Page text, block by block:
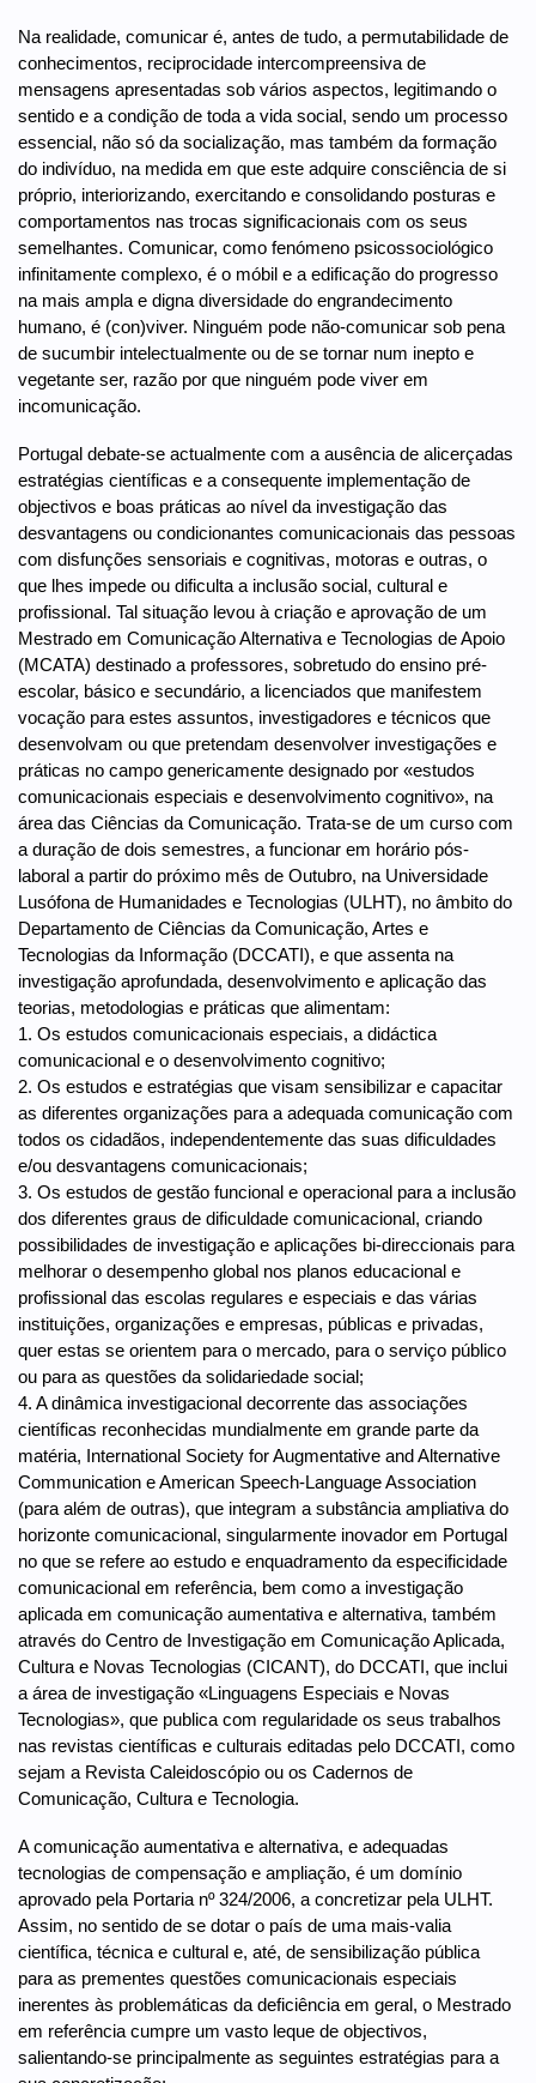
Na realidade, comunicar é, antes de tudo, a permutabilidade de
conhecimentos, reciprocidade intercompreensiva de
mensagens apresentadas sob vários aspectos, legitimando o
sentido e a condição de toda a vida social, sendo um processo
essencial, não só da socialização, mas também da formação
do indivíduo, na medida em que este adquire consciência de si
próprio, interiorizando, exercitando e consolidando posturas e
comportamentos nas trocas significacionais com os seus
semelhantes. Comunicar, como fenómeno psicossociológico
infinitamente complexo, é o móbil e a edificação do progresso
na mais ampla e digna diversidade do engrandecimento
humano, é (con)viver. Ninguém pode não-comunicar sob pena
de sucumbir intelectualmente ou de se tornar num inepto e
vegetante ser, razão por que ninguém pode viver em
incomunicação.
Portugal debate-se actualmente com a ausência de alicerçadas
estratégias científicas e a consequente implementação de
objectivos e boas práticas ao nível da investigação das
desvantagens ou condicionantes comunicacionais das pessoas
com disfunções sensoriais e cognitivas, motoras e outras, o
que lhes impede ou dificulta a inclusão social, cultural e
profissional. Tal situação levou à criação e aprovação de um
Mestrado em Comunicação Alternativa e Tecnologias de Apoio
(MCATA) destinado a professores, sobretudo do ensino pré-
escolar, básico e secundário, a licenciados que manifestem
vocação para estes assuntos, investigadores e técnicos que
desenvolvam ou que pretendam desenvolver investigações e
práticas no campo genericamente designado por «estudos
comunicacionais especiais e desenvolvimento cognitivo», na
área das Ciências da Comunicação. Trata-se de um curso com
a duração de dois semestres, a funcionar em horário pós-
laboral a partir do próximo mês de Outubro, na Universidade
Lusófona de Humanidades e Tecnologias (ULHT), no âmbito do
Departamento de Ciências da Comunicação, Artes e
Tecnologias da Informação (DCCATI), e que assenta na
investigação aprofundada, desenvolvimento e aplicação das
teorias, metodologias e práticas que alimentam:
1. Os estudos comunicacionais especiais, a didáctica
comunicacional e o desenvolvimento cognitivo;
2. Os estudos e estratégias que visam sensibilizar e capacitar
as diferentes organizações para a adequada comunicação com
todos os cidadãos, independentemente das suas dificuldades
e/ou desvantagens comunicacionais;
3. Os estudos de gestão funcional e operacional para a inclusão
dos diferentes graus de dificuldade comunicacional, criando
possibilidades de investigação e aplicações bi-direccionais para
melhorar o desempenho global nos planos educacional e
profissional das escolas regulares e especiais e das várias
instituições, organizações e empresas, públicas e privadas,
quer estas se orientem para o mercado, para o serviço público
ou para as questões da solidariedade social;
4. A dinâmica investigacional decorrente das associações
científicas reconhecidas mundialmente em grande parte da
matéria, International Society for Augmentative and Alternative
Communication e American Speech-Language Association
(para além de outras), que integram a substância ampliativa do
horizonte comunicacional, singularmente inovador em Portugal
no que se refere ao estudo e enquadramento da especificidade
comunicacional em referência, bem como a investigação
aplicada em comunicação aumentativa e alternativa, também
através do Centro de Investigação em Comunicação Aplicada,
Cultura e Novas Tecnologias (CICANT), do DCCATI, que inclui
a área de investigação «Linguagens Especiais e Novas
Tecnologias», que publica com regularidade os seus trabalhos
nas revistas científicas e culturais editadas pelo DCCATI, como
sejam a Revista Caleidoscópio ou os Cadernos de
Comunicação, Cultura e Tecnologia.
A comunicação aumentativa e alternativa, e adequadas
tecnologias de compensação e ampliação, é um domínio
aprovado pela Portaria nº 324/2006, a concretizar pela ULHT.
Assim, no sentido de se dotar o país de uma mais-valia
científica, técnica e cultural e, até, de sensibilização pública
para as prementes questões comunicacionais especiais
inerentes às problemáticas da deficiência em geral, o Mestrado
em referência cumpre um vasto leque de objectivos,
salientando-se principalmente as seguintes estratégias para a